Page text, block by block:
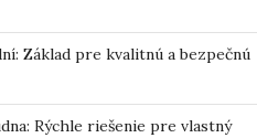
Základ pre kvalitnú a bezpečnú
Rýchle riešenie pre vlastný